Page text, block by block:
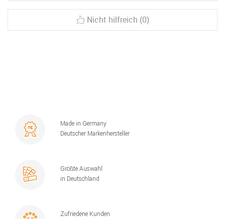
Nicht hilfreich (0)
Made in Germany
Deutscher Markenhersteller
Größte Auswahl
in Deutschland
Zufriedene Kunden